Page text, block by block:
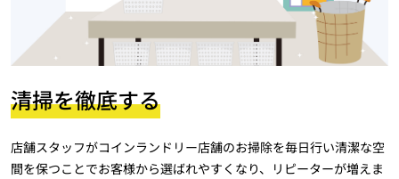
清掃を徹底する
店舗スタッフがコインランドリー店舗のお掃除を毎日行い清潔な空
間を保つことでお客様から選ばれやすくなり、リピーターが増えま